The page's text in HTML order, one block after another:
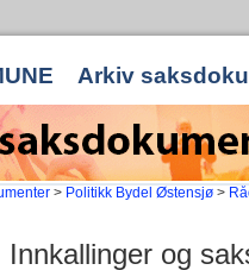
Arkiv
> Politikk Bydel Østensjø >
Innkallinger og